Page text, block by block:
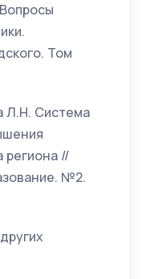
Том
Л.Н. Система
региона //
№2.